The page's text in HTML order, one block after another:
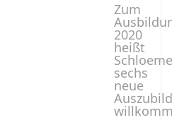
Zum
2020
heißt
sechs
neue